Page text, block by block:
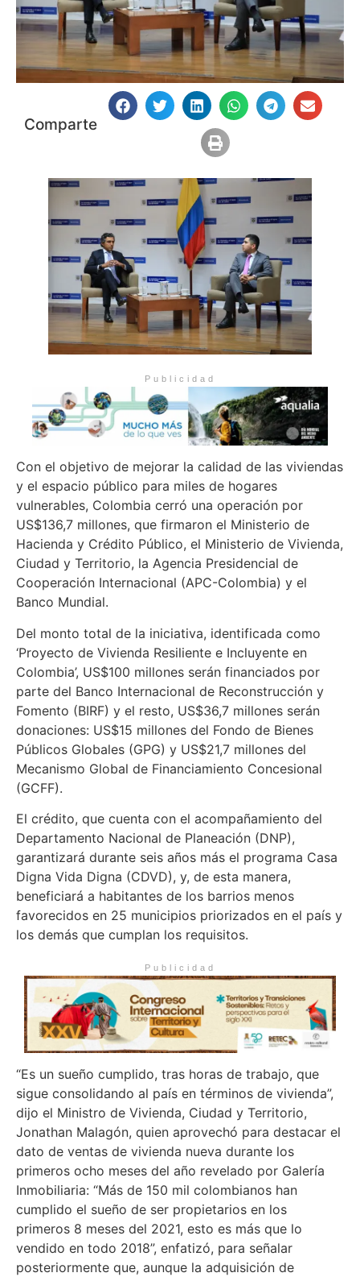
Comparte
Publicidad
Con el objetivo de mejorar la calidad de las viviendas
y el espacio público para miles de hogares
vulnerables, Colombia cerró una operación por
US$136,7 millones, que firmaron el Ministerio de
Hacienda y Crédito Público, el Ministerio de Vivienda,
Ciudad y Territorio, la Agencia Presidencial de
Cooperación Internacional (APC-Colombia) y el
Banco Mundial.
Del monto total de la iniciativa, identificada como
‘Proyecto de Vivienda Resiliente e Incluyente en
Colombia’, US$100 millones serán financiados por
parte del Banco Internacional de Reconstrucción y
Fomento (BIRF) y el resto, US$36,7 millones serán
donaciones: US$15 millones del Fondo de Bienes
Públicos Globales (GPG) y US$21,7 millones del
Mecanismo Global de Financiamiento Concesional
(GCFF).
El crédito, que cuenta con el acompañamiento del
Departamento Nacional de Planeación (DNP),
garantizará durante seis años más el programa Casa
Digna Vida Digna (CDVD), y, de esta manera,
beneficiará a habitantes de los barrios menos
favorecidos en 25 municipios priorizados en el país y
los demás que cumplan los requisitos.
Publicidad
“Es un sueño cumplido, tras horas de trabajo, que
sigue consolidando al país en términos de vivienda”,
dijo el Ministro de Vivienda, Ciudad y Territorio,
Jonathan Malagón, quien aprovechó para destacar el
dato de ventas de vivienda nueva durante los
primeros ocho meses del año revelado por Galería
Inmobiliaria: “Más de 150 mil colombianos han
cumplido el sueño de ser propietarios en los
primeros 8 meses del 2021, esto es más que lo
vendido en todo 2018”, enfatizó, para señalar
posteriormente que, aunque la adquisición de